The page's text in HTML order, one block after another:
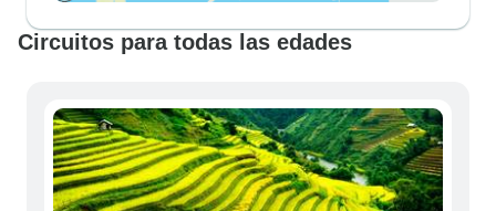
Circuitos para todas las edades